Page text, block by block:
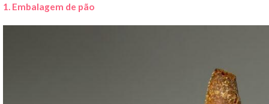
1. Embalagem de pão